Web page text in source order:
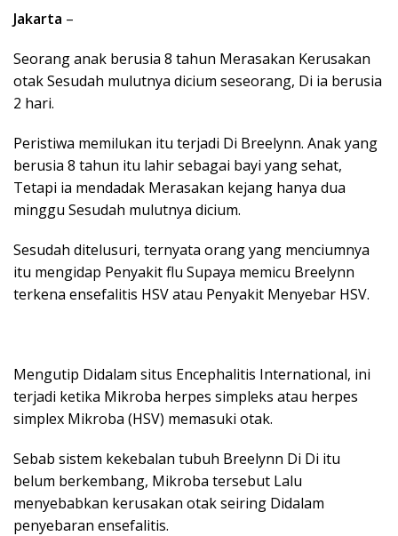
Jakarta –
Seorang anak berusia 8 tahun Merasakan Kerusakan
otak Sesudah mulutnya dicium seseorang, Di ia berusia
2 hari.
Peristiwa memilukan itu terjadi Di Breelynn. Anak yang
berusia 8 tahun itu lahir sebagai bayi yang sehat,
Tetapi ia mendadak Merasakan kejang hanya dua
minggu Sesudah mulutnya dicium.
Sesudah ditelusuri, ternyata orang yang menciumnya
itu mengidap Penyakit flu Supaya memicu Breelynn
terkena ensefalitis HSV atau Penyakit Menyebar HSV.
Mengutip Didalam situs Encephalitis International, ini
terjadi ketika Mikroba herpes simpleks atau herpes
simplex Mikroba (HSV) memasuki otak.
Sebab sistem kekebalan tubuh Breelynn Di Di itu
belum berkembang, Mikroba tersebut Lalu
menyebabkan kerusakan otak seiring Didalam
penyebaran ensefalitis.